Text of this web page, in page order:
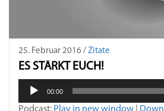
25. Februar 2016 / Zitate
ES STÄRKT EUCH!
Audio-
Player
00:00
Podcast: Play in new window